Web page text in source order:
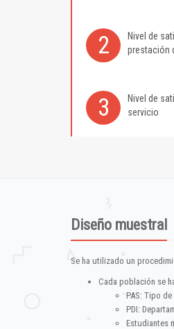
2 Nivel de
prestación
3 Nivel de
servicio
Diseño muestral
Se ha utilizado un
Cada población se
PAS: Tipo
PDI:
Estudiantes